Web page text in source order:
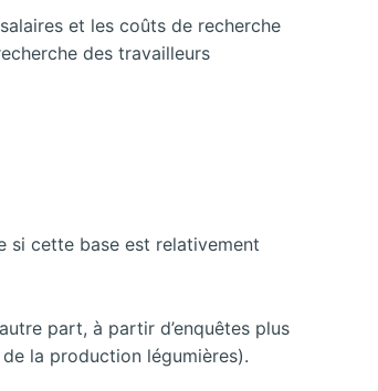
et les coûts de recherche
des travailleurs
si cette base est relativement
part, à partir d’enquêtes plus
la production légumières).